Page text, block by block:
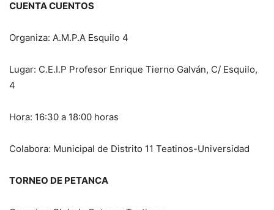
CUENTA CUENTOS
Organiza: A.M.P.A Esquilo 4
Lugar: C.E.I.P Profesor Enrique Tierno Galván, C/ Esquilo,
4
Hora: 16:30 a 18:00 horas
Colabora: Municipal de Distrito 11 Teatinos-Universidad
TORNEO DE PETANCA